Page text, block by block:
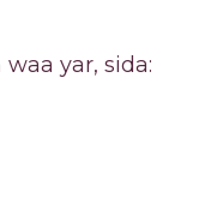
yar, sida: